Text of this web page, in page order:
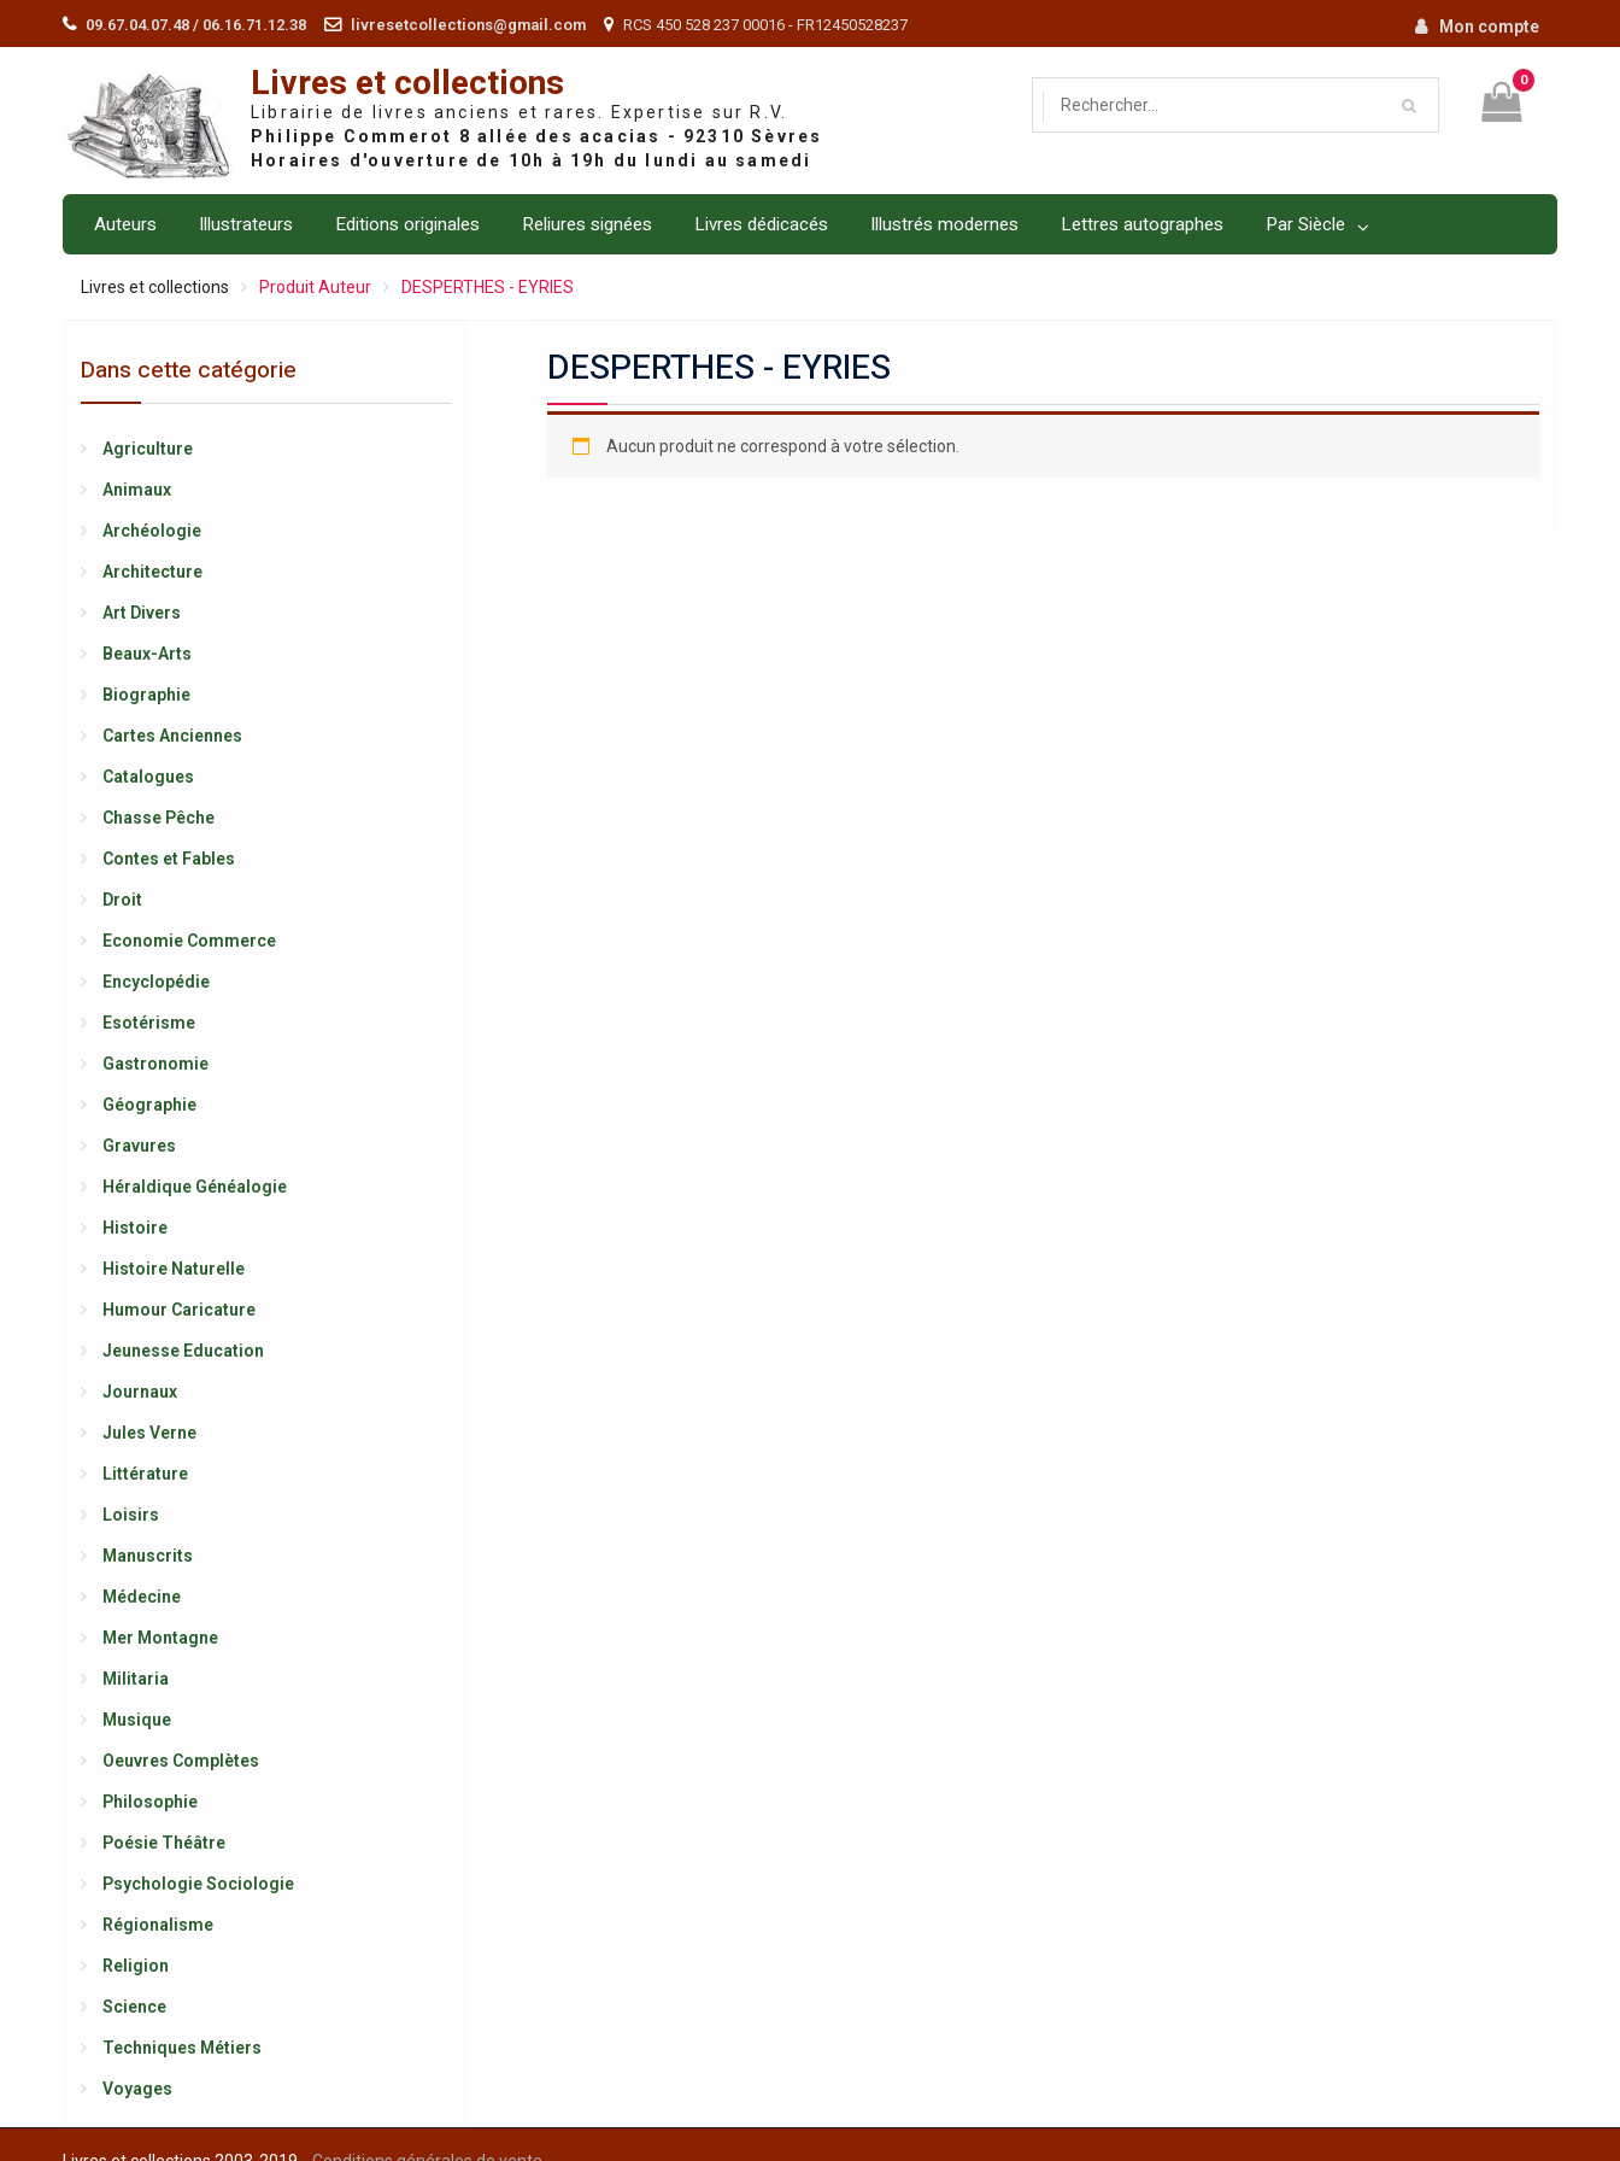
09.67.04.07.48 / 06.16.71.12.38 livresetcollections@gmail.com RCS 450 528 237 00016 - FR12450528237 Mon compte
Livres et collections
Librairie de livres anciens et rares. Expertise sur R.V.
0
Auteurs Illustrateurs Editions originales Reliures signées Livres dédicacés Illustrés modernes Lettres autographes Par Siècle
Livres et collections Produit Auteur DESPERTHES - EYRIES
DESPERTHES - EYRIES
Aucun produit ne correspond à votre sélection.
Dans cette catégorie
Agriculture
Animaux
Archéologie
Architecture
Art Divers
Beaux-Arts
Biographie
Cartes Anciennes
Catalogues
Chasse Pêche
Contes et Fables
Droit
Economie Commerce
Encyclopédie
Esotérisme
Gastronomie
Géographie
Gravures
Héraldique Généalogie
Histoire
Histoire Naturelle
Humour Caricature
Jeunesse Education
Journaux
Jules Verne
Littérature
Loisirs
Manuscrits
Médecine
Mer Montagne
Militaria
Musique
Oeuvres Complètes
Philosophie
Poésie Théâtre
Psychologie Sociologie
Régionalisme
Religion
Science
Techniques Métiers
Voyages